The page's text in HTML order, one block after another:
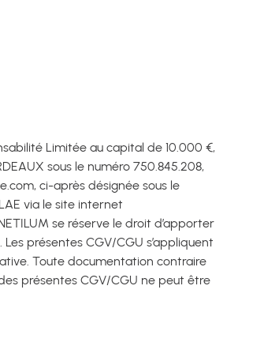
Limitée au capital de 10.000 €,
sous le numéro 750.845.208,
ci-après désignée sous le
via le site internet
se réserve le droit d’apporter
présentes CGV/CGU s’appliquent
Toute documentation contraire
présentes CGV/CGU ne peut être